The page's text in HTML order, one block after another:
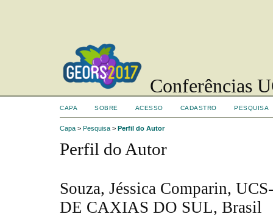
Conferências
CAPA SOBRE ACESSO CADASTRO PESQUISA
Capa > Pesquisa > Perfil do Autor
Perfil do Autor
Souza, Jéssica Comparin,
DE CAXIAS DO SUL, Brasil